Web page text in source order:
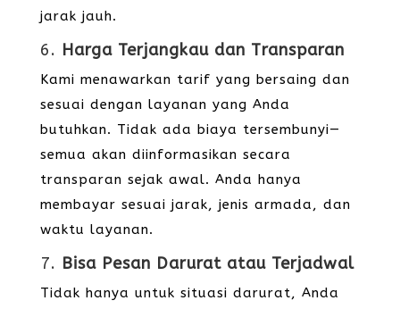
jarak jauh.
6. Harga Terjangkau dan Transparan
Kami menawarkan tarif yang bersaing dan
sesuai dengan layanan yang Anda
butuhkan. Tidak ada biaya tersembunyi—
semua akan diinformasikan secara
transparan sejak awal. Anda hanya
membayar sesuai jarak, jenis armada, dan
waktu layanan.
7. Bisa Pesan Darurat atau Terjadwal
Tidak hanya untuk situasi darurat, Anda